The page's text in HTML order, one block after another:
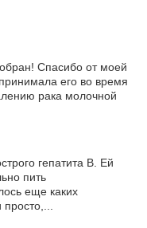
Спасибо от моей
его во время
рака молочной
гепатита В. Ей
пить
еще каких